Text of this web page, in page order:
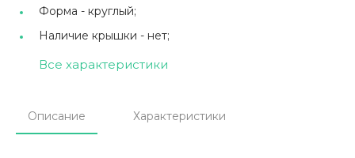
Форма - круглый;
Наличие крышки - нет;
Все характеристики
Описание Характеристики